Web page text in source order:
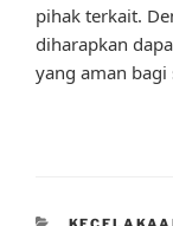
pihak terkait.
diharapkan
yang aman bagi